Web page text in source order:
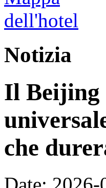
Notizia
Il Beijing
che